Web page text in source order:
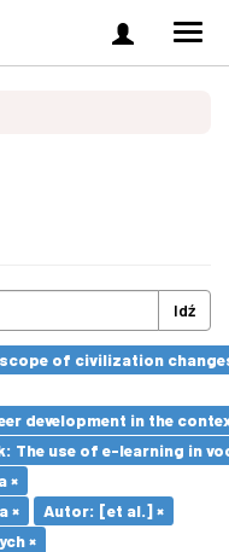
Zaloguj
się
Idź
of civilization
development in the
The use of e-learning in
×
×
Autor: [et al.] ×
×